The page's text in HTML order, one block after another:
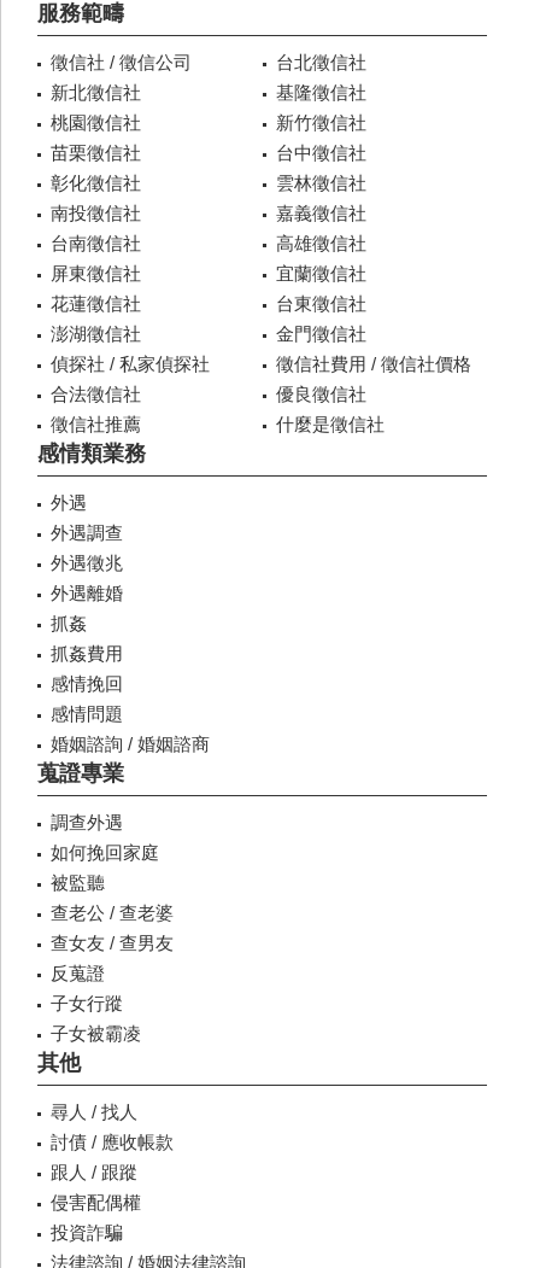
服務範疇
徵信社 / 徵信公司
台北徵信社
新北徵信社
基隆徵信社
桃園徵信社
新竹徵信社
苗栗徵信社
台中徵信社
彰化徵信社
雲林徵信社
南投徵信社
嘉義徵信社
台南徵信社
高雄徵信社
屏東徵信社
宜蘭徵信社
花蓮徵信社
台東徵信社
澎湖徵信社
金門徵信社
偵探社 / 私家偵探社
徵信社費用 / 徵信社價格
合法徵信社
優良徵信社
徵信社推薦
什麼是徵信社
感情類業務
外遇
外遇調查
外遇徵兆
外遇離婚
抓姦
抓姦費用
感情挽回
感情問題
婚姻諮詢 / 婚姻諮商
蒐證專業
調查外遇
如何挽回家庭
被監聽
查老公 / 查老婆
查女友 / 查男友
反蒐證
子女行蹤
子女被霸凌
其他
尋人 / 找人
討債 / 應收帳款
跟人 / 跟蹤
侵害配偶權
投資詐騙
法律諮詢 / 婚姻法律諮詢